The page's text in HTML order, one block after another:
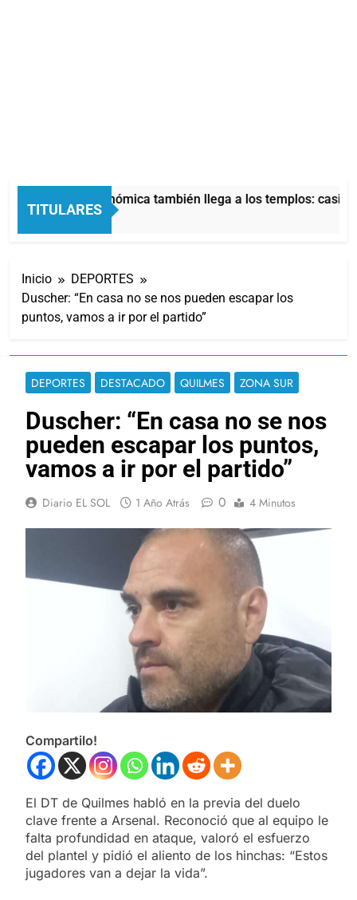
TITULARES
La crisis económica también llega a los templos: casi la
4 Horas Atrás
Inicio
DEPORTES
Duscher: “En casa no se nos pueden escapar los
puntos, vamos a ir por el partido”
DEPORTES DESTACADO QUILMES ZONA SUR
Duscher: “En casa no se nos
pueden escapar los puntos,
vamos a ir por el partido”
Diario EL SOL 1 Año Atrás 0 4 Minutos
Compartilo!
El DT de Quilmes habló en la previa del duelo
clave frente a Arsenal. Reconoció que al equipo le
falta profundidad en ataque, valoró el esfuerzo
del plantel y pidió el aliento de los hinchas: “Estos
jugadores van a dejar la vida”.